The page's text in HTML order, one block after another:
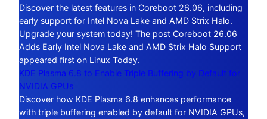
Discover the latest features in Coreboot 26.06, including
early support for Intel Nova Lake and AMD Strix Halo.
Upgrade your system today! The post Coreboot 26.06
Adds Early Intel Nova Lake and AMD Strix Halo Support
appeared first on Linux Today.
KDE Plasma 6.8 to Enable Triple Buffering by Default for
NVIDIA GPUs
Discover how KDE Plasma 6.8 enhances performance
with triple buffering enabled by default for NVIDIA GPUs,